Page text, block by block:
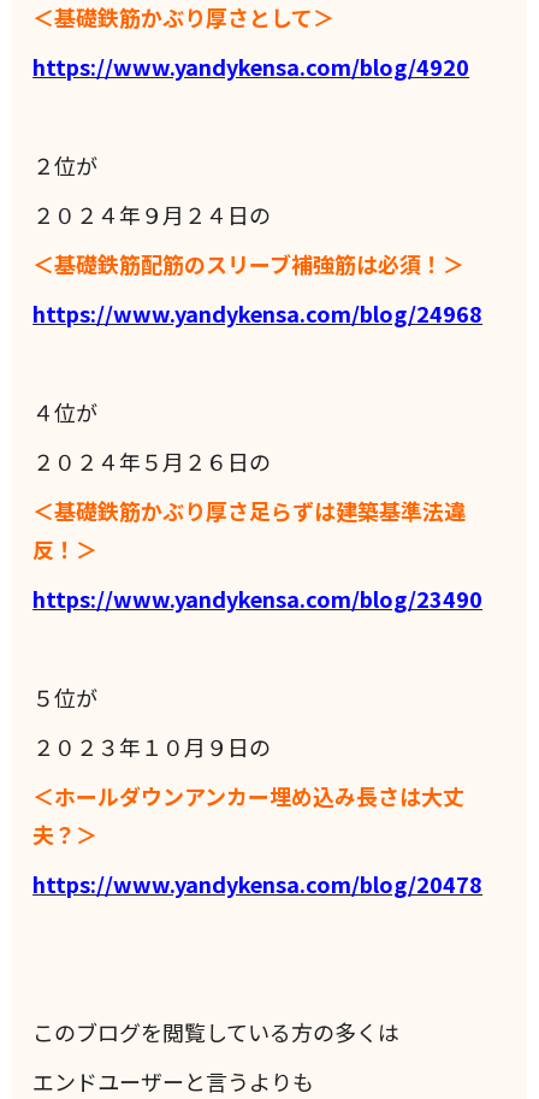
＜基礎鉄筋かぶり厚さとして＞
https://www.yandykensa.com/blog/4920
２位が
２０２４年９月２４日の
＜基礎鉄筋配筋のスリーブ補強筋は必須！＞
https://www.yandykensa.com/blog/24968
４位が
２０２４年５月２６日の
＜基礎鉄筋かぶり厚さ足らずは建築基準法違
反！＞
https://www.yandykensa.com/blog/23490
５位が
２０２３年１０月９日の
＜ホールダウンアンカー埋め込み長さは大丈
夫？＞
https://www.yandykensa.com/blog/20478
このブログを閲覧している方の多くは
エンドユーザーと言うよりも